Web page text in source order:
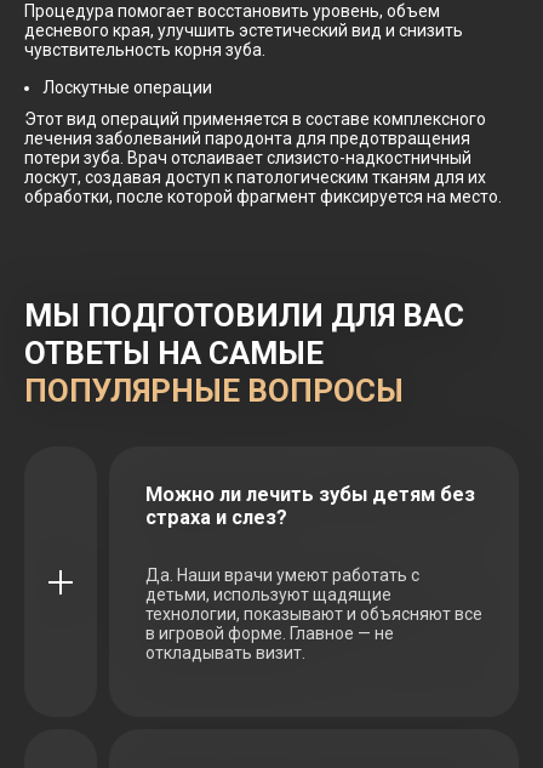
Процедура помогает восстановить уровень, объем
десневого края, улучшить эстетический вид и снизить
чувствительность корня зуба.
Лоскутные операции
Этот вид операций применяется в составе комплексного
лечения заболеваний пародонта для предотвращения
потери зуба. Врач отслаивает слизисто-надкостничный
лоскут, создавая доступ к патологическим тканям для их
обработки, после которой фрагмент фиксируется на место.
МЫ ПОДГОТОВИЛИ ДЛЯ ВАС
ОТВЕТЫ НА САМЫЕ
ПОПУЛЯРНЫЕ ВОПРОСЫ
Можно ли лечить зубы детям без
страха и слез?
Да. Наши врачи умеют работать с
детьми, используют щадящие
технологии, показывают и объясняют все
в игровой форме. Главное — не
откладывать визит.